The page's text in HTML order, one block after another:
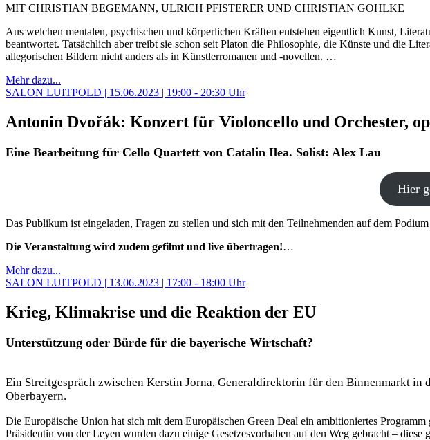
MIT CHRISTIAN BEGEMANN, ULRICH PFISTERER UND CHRISTIAN GOHLKE
Aus welchen mentalen, psychischen und körperlichen Kräften entstehen eigentlich Kunst,
beantwortet. Tatsächlich aber treibt sie schon seit Platon die Philosophie, die Künste und die
allegorischen Bildern nicht anders als in Künstlerromanen und -novellen. …
Mehr dazu...
SALON LUITPOLD | 15.06.2023 | 19:00 - 20:30 Uhr
Antonin Dvořák: Konzert für Violoncello und Orchester,
Eine Bearbeitung für Cello Quartett von Catalin Ilea. Solist: Alex Lau
Hier
Das Publikum ist eingeladen, Fragen zu stellen und sich mit den Teilnehmenden auf dem Podium
Die Veranstaltung wird zudem gefilmt und live übertragen!…
Mehr dazu...
SALON LUITPOLD | 13.06.2023 | 17:00 - 18:00 Uhr
Krieg, Klimakrise und die Reaktion der EU
Unterstützung oder Bürde für die bayerische Wirtschaft?
Ein Streitgespräch zwischen Kerstin Jorna, Generaldirektorin für den Binnenmarkt
Oberbayern.
Die Europäische Union hat sich mit dem Europäischen Green Deal ein ambitioniertes
Präsidentin von der Leyen wurden dazu einige Gesetzesvorhaben auf den Weg gebracht – diese